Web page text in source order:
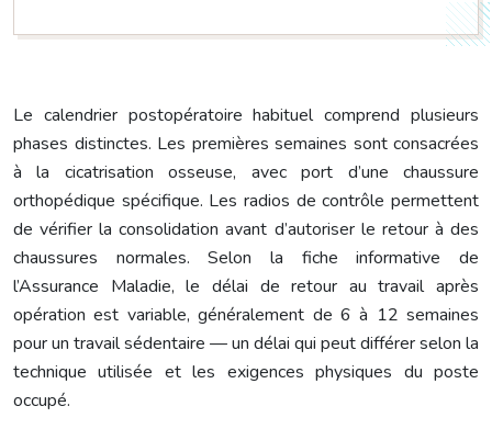
Le calendrier postopératoire habituel comprend plusieurs
phases distinctes. Les premières semaines sont consacrées
à la cicatrisation osseuse, avec port d’une chaussure
orthopédique spécifique. Les radios de contrôle permettent
de vérifier la consolidation avant d’autoriser le retour à des
chaussures normales. Selon la fiche informative de
l’Assurance Maladie, le délai de retour au travail après
opération est variable, généralement de 6 à 12 semaines
pour un travail sédentaire — un délai qui peut différer selon la
technique utilisée et les exigences physiques du poste
occupé.